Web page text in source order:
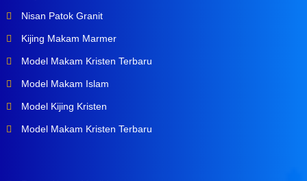
Nisan Patok Granit
Kijing Makam Marmer
Model Makam Kristen Terbaru
Model Makam Islam
Model Kijing Kristen
Model Makam Kristen Terbaru